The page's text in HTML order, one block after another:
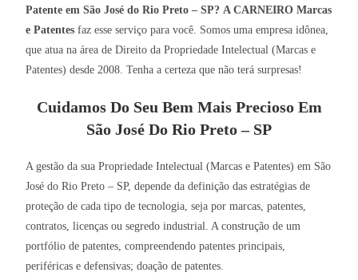
Patente em São José do Rio Preto – SP? A CARNEIRO Marcas
e Patentes faz esse serviço para você. Somos uma empresa idônea,
que atua na área de Direito da Propriedade Intelectual (Marcas e
Patentes) desde 2008. Tenha a certeza que não terá surpresas!
Cuidamos Do Seu Bem Mais Precioso Em
São José Do Rio Preto – SP
A gestão da sua Propriedade Intelectual (Marcas e Patentes) em São
José do Rio Preto – SP, depende da definição das estratégias de
proteção de cada tipo de tecnologia, seja por marcas, patentes,
contratos, licenças ou segredo industrial. A construção de um
portfólio de patentes, compreendendo patentes principais,
periféricas e defensivas; doação de patentes.